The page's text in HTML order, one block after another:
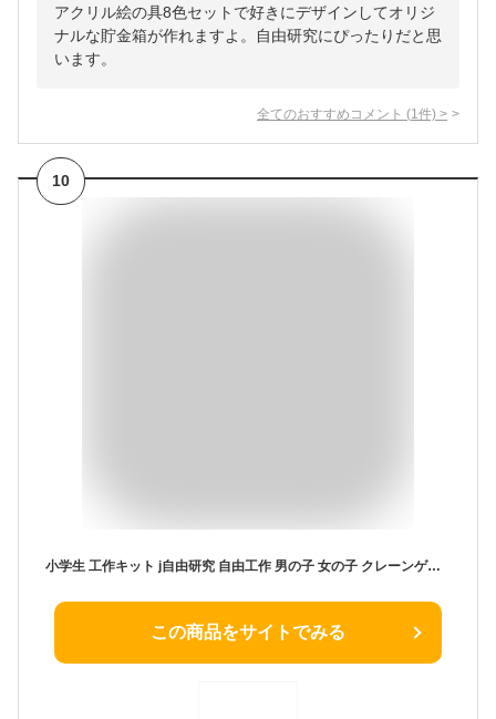
アクリル絵の具8色セットで好きにデザインしてオリジ
ナルな貯金箱が作れますよ。自由研究にぴったりだと思
います。
全てのおすすめコメント (1 件) >
10
小学生 工作キット j自由研究 自由工作 男の子 女の子 クレーンゲーム ゲーセン ゲームセンター 貯金箱 手作り オリジナル 夏休み 冬休み キット 低学年 高学年 幼児 中学生 オリジナル イベント ワークショップ アーテック 可愛い かわいい 【ガラポン抽せん貯金箱】
この商品をサイトでみる